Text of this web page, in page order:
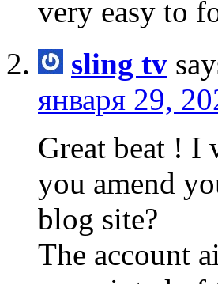
very easy to
sling tv
января 29,
Great beat ! I
you amend
blog site?
The account